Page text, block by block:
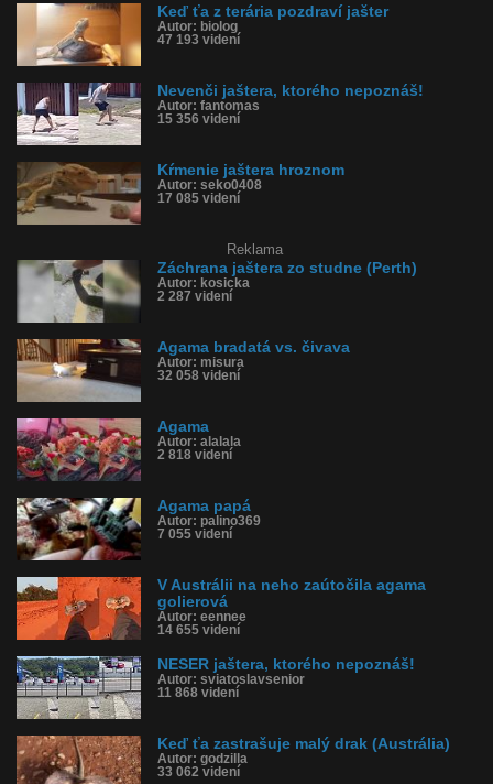
Kategória: zvieratká
Tagy: jašter, agama, plaz, histéria, kričal, lozil po ňom jašter,
záchvat
História sledovanosti videa:
Keď ťa z terária pozdraví jašter
Autor: biolog
47 193 videní
Nevenči jaštera, ktorého nepoznáš!
Autor: fantomas
15 356 videní
Kŕmenie jaštera hroznom
Autor: seko0408
17 085 videní
Reklama
Záchrana jaštera zo studne (Perth)
Autor: kosicka
2 287 videní
Agama bradatá vs. čivava
Autor: misura
32 058 videní
Agama
Autor: alalala
2 818 videní
Agama papá
Autor: palino369
7 055 videní
V Austrálii na neho zaútočila agama
golierová
Autor: eennee
14 655 videní
NESER jaštera, ktorého nepoznáš!
Autor: sviatoslavsenior
11 868 videní
Keď ťa zastrašuje malý drak (Austrália)
Autor: godzilla
33 062 videní